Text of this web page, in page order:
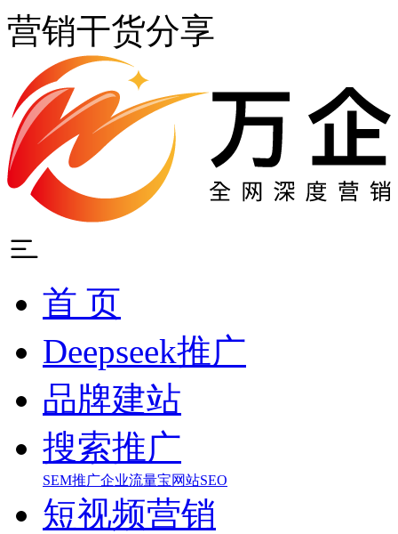
营销干货分享
首 页
Deepseek推广
品牌建站
搜索推广
SEM推广企业流量宝网站SEO
短视频营销